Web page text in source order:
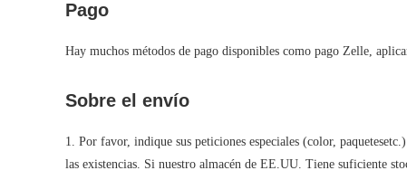
Pago
Hay muchos métodos de pago disponibles como pago Zelle,
Sobre el envío
1. Por favor, indique sus peticiones especiales (color,
las existencias. Si nuestro almacén de EE.UU. Tiene suficiente